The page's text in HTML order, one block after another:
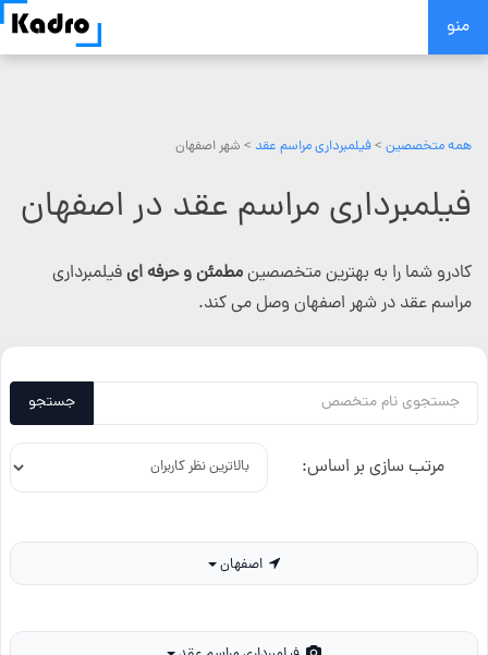
Skip
منو
همه متخصصین >فیلمبرداری مراسم عقد > شهر اصفهان
فیلمبرداری مراسم عقد در اصفهان
کادرو شما را به بهترین متخصصینمطمئن و حرفه ایفیلمبرداری
مراسم عقد در شهر اصفهان وصل می کند.
جستجو
مرتب سازی بر اساس: